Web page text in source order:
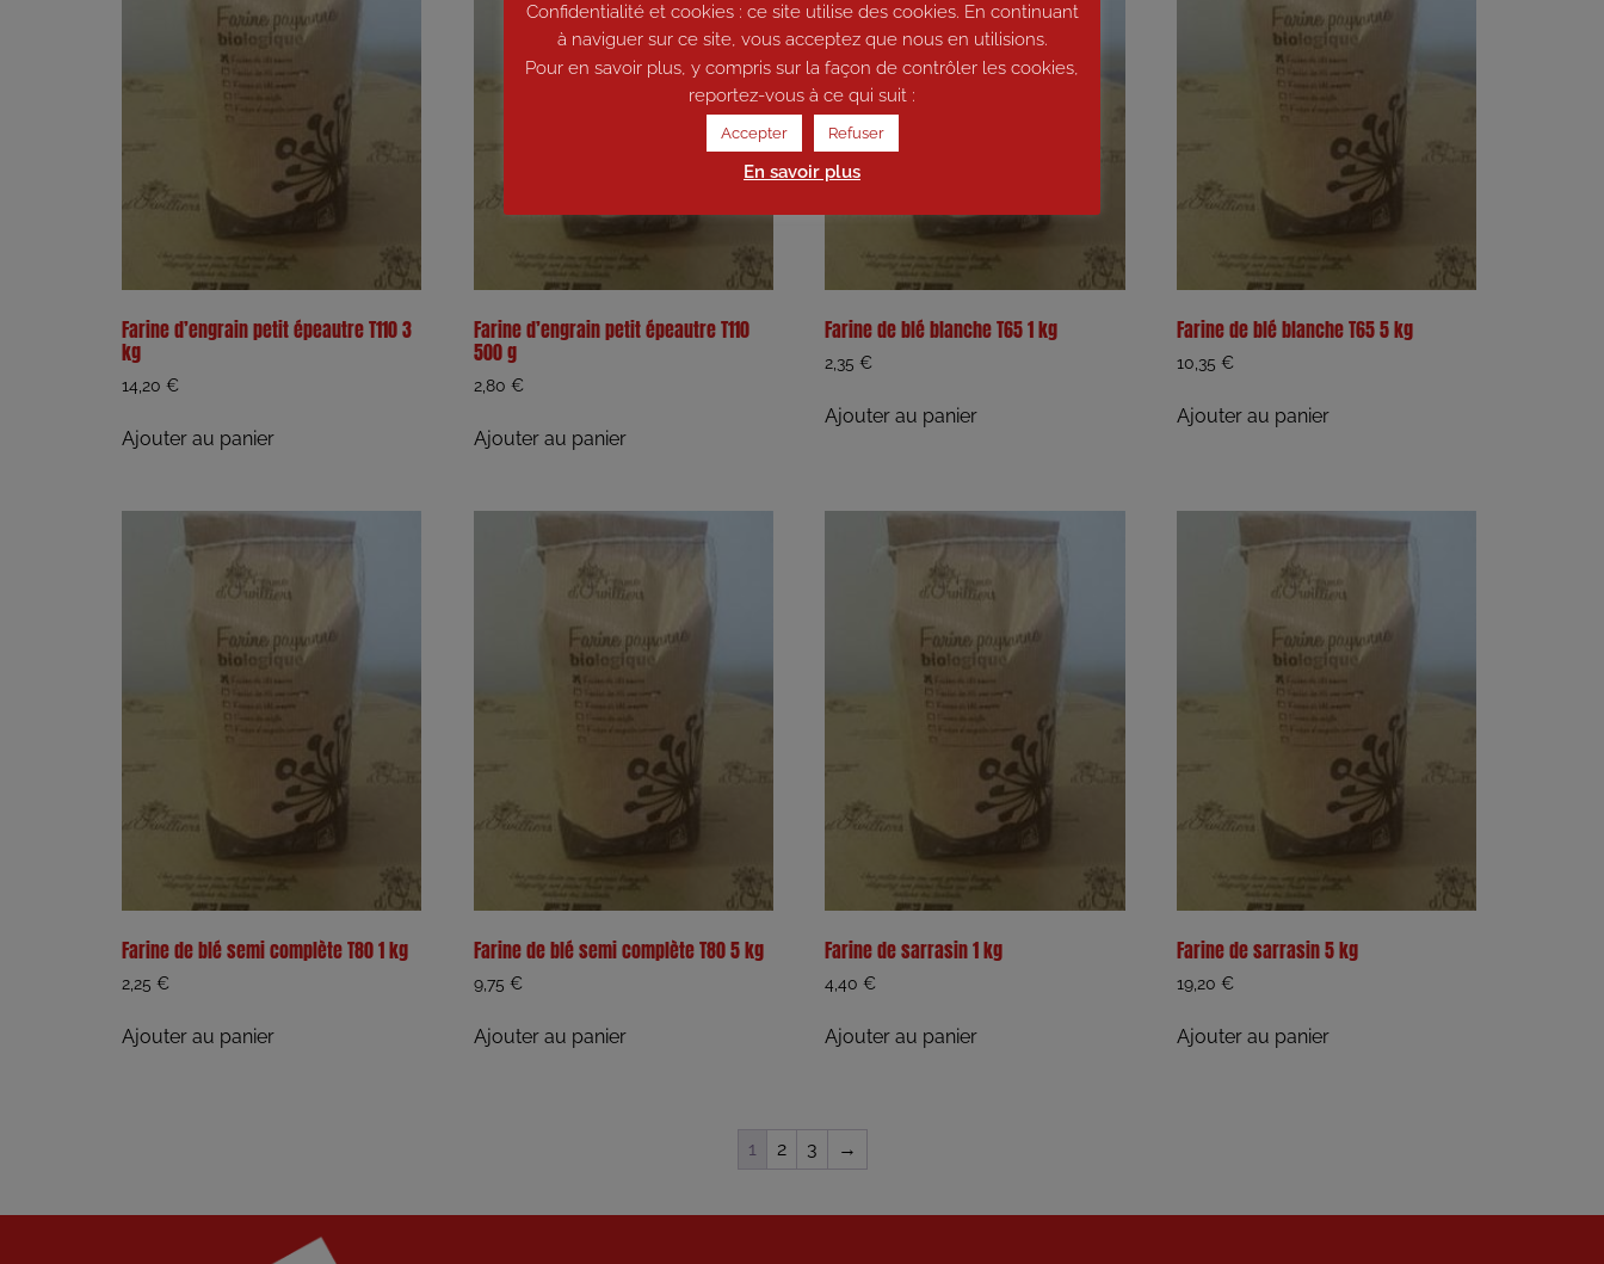
Farine d’engrain petit épeautre T110 3
kg
14,20 €
Ajouter au panier
Farine d’engrain petit épeautre T110
500 g
2,80 €
Ajouter au panier
Farine de blé blanche T65 1 kg
2,35€
Ajouter au panier
Farine de blé blanche T65 5 kg
10,35€
Ajouter au panier
Farine de blé semi complète T80 1 kg
2,25 €
Ajouter au panier
Farine de blé semi complète T80 5 kg
9,75 €
Ajouter au panier
Farine de sarrasin 1 kg
4,40€
Ajouter au panier
Farine de sarrasin 5 kg
19,20€
Ajouter au panier
1 2 3 →
Confidentialité et cookies : ce site utilise des cookies. En continuant
à naviguer sur ce site, vous acceptez que nous en utilisions.
Pour en savoir plus, y compris sur la façon de contrôler les cookies,
reportez-vous à ce qui suit :
Accepter Refuser
En savoir plus